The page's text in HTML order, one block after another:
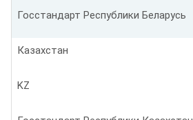
Госстандарт Республики Беларусь
Казахстан
KZ